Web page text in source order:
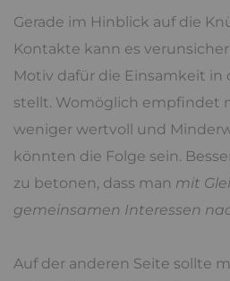
Gerade im Hinblick auf die
Kontakte kann es
Motiv dafür die Einsamkeit in
stellt. Womöglich empfindet
weniger wertvoll und
könnten die Folge sein.
zu betonen, dass man mit
gemeinsamen Interessen
Auf der anderen Seite sollte